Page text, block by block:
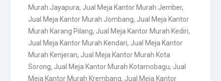
Murah Jayapura, Jual Meja Kantor Murah Jember,
Jual Meja Kantor Murah Jombang, Jual Meja Kantor
Murah Karang Pilang, Jual Meja Kantor Murah Kediri,
Jual Meja Kantor Murah Kendari, Jual Meja Kantor
Murah Kenjeran, Jual Meja Kantor Murah Kota
Sorong, Jual Meja Kantor Murah Kotamobagu, Jual
Meja Kantor Murah Krembang, Jual Meja Kantor